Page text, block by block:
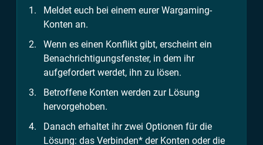
Meldet euch bei einem eurer Wargaming-
Konten an.
Wenn es einen Konflikt gibt, erscheint ein
Benachrichtigungsfenster, in dem ihr
aufgefordert werdet, ihn zu lösen.
Betroffene Konten werden zur Lösung
hervorgehoben.
Danach erhaltet ihr zwei Optionen für die
Lösung: das Verbinden* der Konten oder die